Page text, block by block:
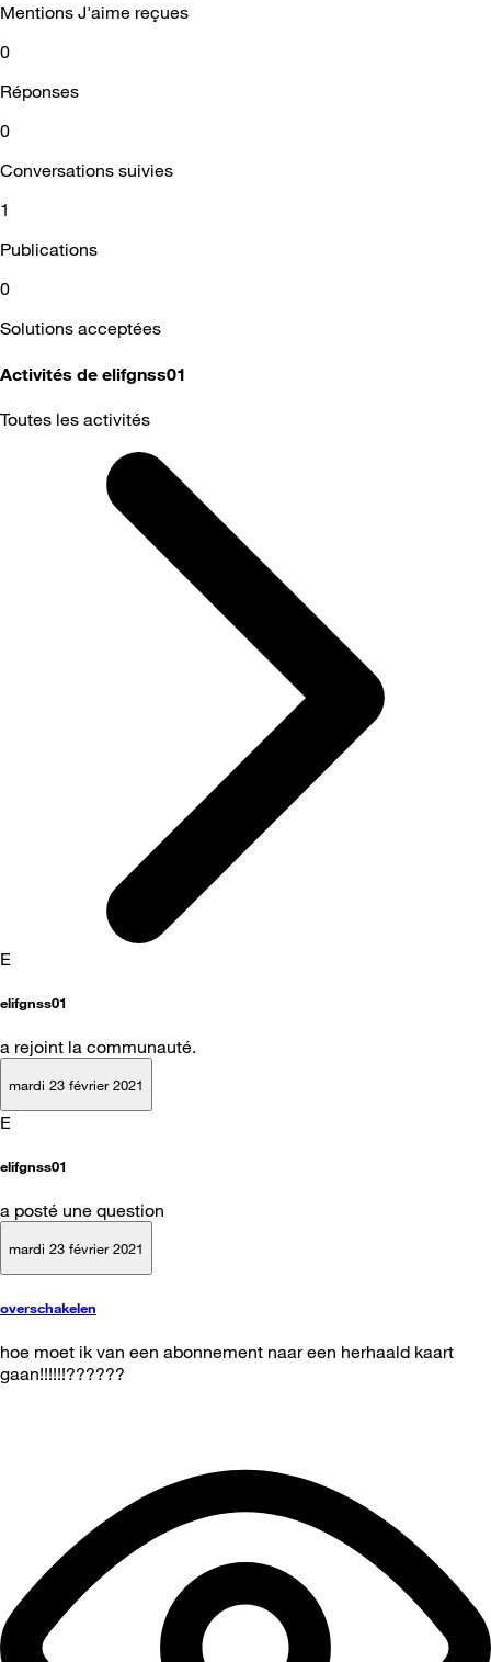
Mentions J'aime reçues
0
Réponses
0
Conversations suivies
1
Publications
0
Solutions acceptées
Activités de elifgnss01
Toutes les activités
E
elifgnss01
a rejoint la communauté.
mardi 23 février 2021
E
elifgnss01
a posté une question
mardi 23 février 2021
overschakelen
hoe moet ik van een abonnement naar een herhaald kaart
gaan!!!!!!??????